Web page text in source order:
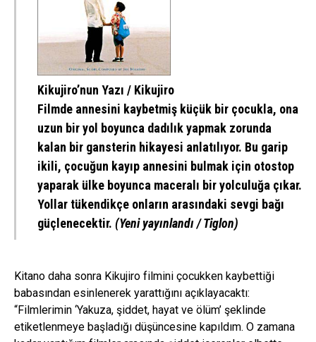
Kikujiro’nun Yazı / Kikujiro
Filmde annesini kaybetmiş küçük bir çocukla, ona
uzun bir yol boyunca dadılık yapmak zorunda
kalan bir gansterin hikayesi anlatılıyor. Bu garip
ikili, çocuğun kayıp annesini bulmak için otostop
yaparak ülke boyunca maceralı bir yolculuğa çıkar.
Yollar tükendikçe onların arasındaki sevgi bağı
güçlenecektir. (Yeni yayınlandı / Tiglon)
Kitano daha sonra Kikujiro filmini çocukken kaybettiği
babasından esinlenerek yarattığını açıklayacaktı:
“Filmlerimin ‘Yakuza, şiddet, hayat ve ölüm’ şeklinde
etiketlenmeye başladığı düşüncesine kapıldım. O zamana